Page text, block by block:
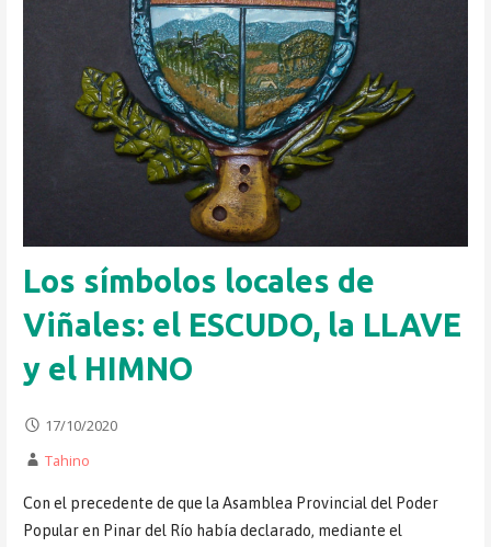
Los símbolos locales de
Viñales: el ESCUDO, la LLAVE
y el HIMNO
17/10/2020
Tahino
Con el precedente de que la Asamblea Provincial del Poder
Popular en Pinar del Río había declarado, mediante el